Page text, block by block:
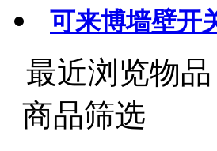
可来博墙壁开
最近浏览物品
商品筛选